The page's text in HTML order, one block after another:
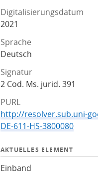
Digitalisierungsdatum
2021
Sprache
Deutsch
Signatur
2 Cod. Ms. jurid. 391
PURL
http://resolver.sub.uni-
DE-611-HS-3800080
AKTUELLES ELEMENT
Einband